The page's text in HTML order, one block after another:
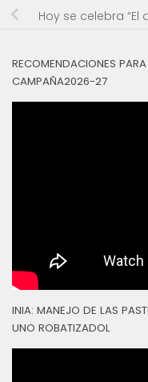
Hoy se celebra
RECOMENDACIONES
CAMPAÑA2026-27
INIA: MANEJO DE LAS
UNO ROBATIZADOL